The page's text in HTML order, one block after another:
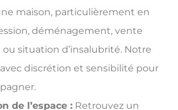
maison, particulièrement en
déménagement, vente
situation d’insalubrité. Notre
discrétion et sensibilité pour
de l’espace : Retrouvez un